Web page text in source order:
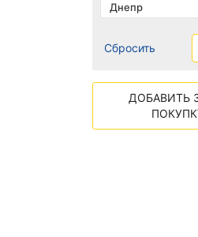
Днепр
Сбросить
ДОБАВИТЬ